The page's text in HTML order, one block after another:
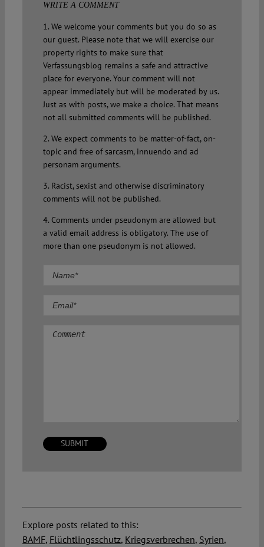
WRITE A COMMENT
1. We welcome your comments but you do so as
our guest. Please note that we will exercise our
property rights to make sure that
Verfassungsblog remains a safe and attractive
place for everyone. Your comment will not
appear immediately but will be moderated by us.
Just as with posts, we make a choice. That means
not all submitted comments will be published.
2. We expect comments to be matter-of-fact, on-
topic and free of sarcasm, innuendo and ad
personam arguments.
3. Racist, sexist and otherwise discriminatory
comments will not be published.
4. Comments under pseudonym are allowed but
a valid email address is obligatory. The use of
more than one pseudonym is not allowed.
Comment
Explore posts related to this:
BAMF, Flüchtlingsschutz, Kriegsverbrechen, Syrien,